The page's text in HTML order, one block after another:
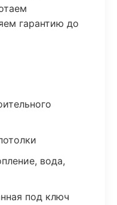
гарантию до
вода,
под ключ